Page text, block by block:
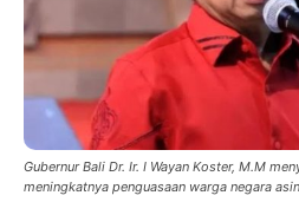
Gubernur Bali Dr. Ir. I Wayan Koster, M.M
meningkatnya penguasaan warga negara